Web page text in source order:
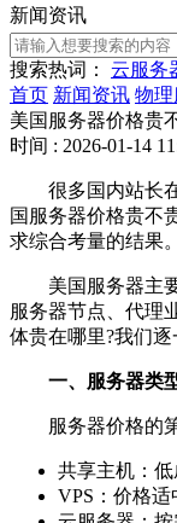
新闻资讯
搜索热词： 云服务
首页 新闻资讯 物理
美国服务器价格贵
时间 : 2026-01-14
很多国内站长在
国服务器价格贵不
求综合考量的结果
美国服务器主要
服务器节点、代理
体贵在哪里?我们逐
一、服务器类型
服务器价格的第
共享主机：低
VPS：价格适